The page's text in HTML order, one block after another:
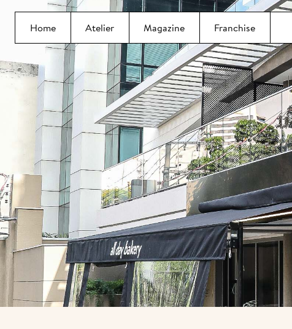
Home
Atelier Magazine Franchise